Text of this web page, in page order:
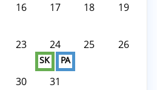
16 17 18 19
23 24
SK PA
25 26
30 31